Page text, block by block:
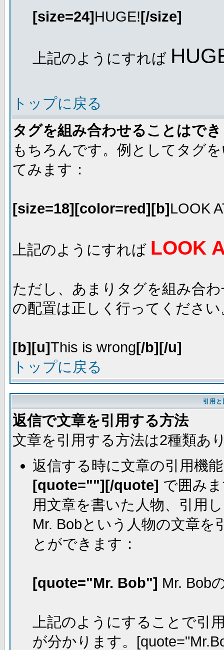
[size=24]HUGE![/size]
上記のようにすれば
トップに戻る
タグを組み合わせることはで
もちろんです。例としてタグ
てみます：
[size=18][color=red][b]LOOK
上記のようにすれば LOOK
ただし、あまりタグを組み合
の配置は正しく行ってくださ
[b][u]This is wrong[/b][/u]
トップに戻る
引用
返信で文章を引用する方法
文章を引用する方法は2種類あ
返信する時に文章の引用機
[quote=""][/quote] で囲み
用文章を書いた人物、引用
Mr. Bobという人物の文章
とができます：
[quote="Mr. Bob"] Mr. Bob
上記のようにすることで引
が分かります。